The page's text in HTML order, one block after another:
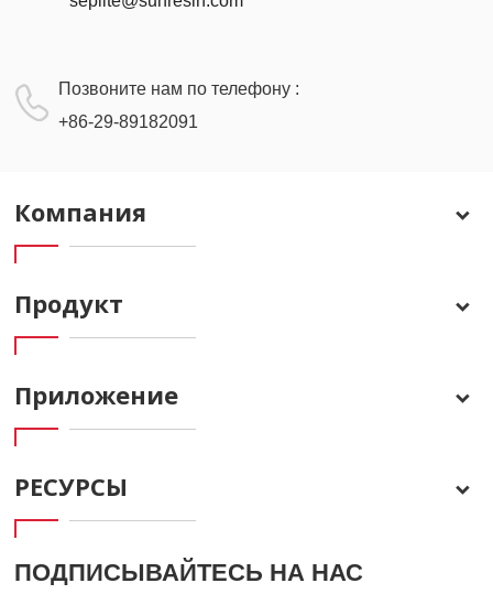
Позвоните нам по телефону :
+86-29-89182091
Компания
Продукт
Приложение
РЕСУРСЫ
ПОДПИСЫВАЙТЕСЬ НА НАС